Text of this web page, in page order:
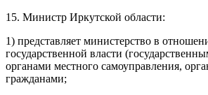
15. Министр Иркутской области:
1) представляет министерство в
государственной власти
органами местного самоуправления,
гражданами;